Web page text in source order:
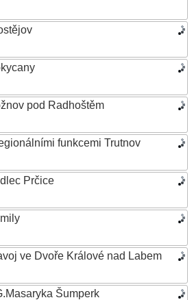
pod Radhoštěm
funkcemi Trutnov
Prčice
ve Dvoře Králové nad Labem
Šumperk